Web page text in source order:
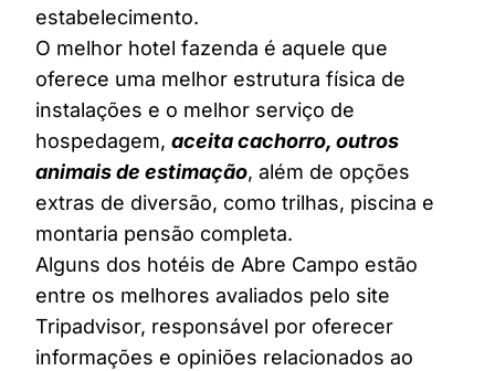
estabelecimento.
O melhor hotel fazenda é aquele que
oferece uma melhor estrutura física de
instalações e o melhor serviço de
hospedagem, aceita cachorro, outros
animais de estimação, além de opções
extras de diversão, como trilhas, piscina e
montaria pensão completa.
Alguns dos hotéis de Abre Campo estão
entre os melhores avaliados pelo site
Tripadvisor, responsável por oferecer
informações e opiniões relacionados ao